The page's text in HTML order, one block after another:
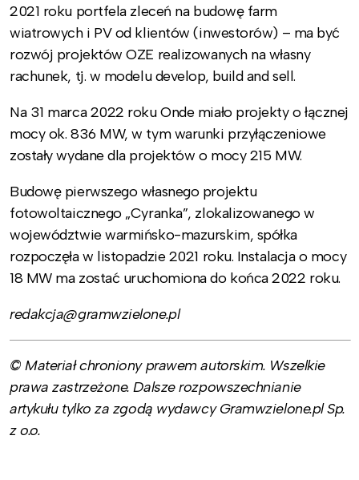
2021 roku portfela zleceń na budowę farm
wiatrowych i PV od klientów (inwestorów) – ma być
rozwój projektów OZE realizowanych na własny
rachunek, tj. w modelu develop, build and sell.
Na 31 marca 2022 roku Onde miało projekty o łącznej
mocy ok. 836 MW, w tym warunki przyłączeniowe
zostały wydane dla projektów o mocy 215 MW.
Budowę pierwszego własnego projektu
fotowoltaicznego „Cyranka”, zlokalizowanego w
województwie warmińsko-mazurskim, spółka
rozpoczęła w listopadzie 2021 roku. Instalacja o mocy
18 MW ma zostać uruchomiona do końca 2022 roku.
redakcja@gramwzielone.pl
© Materiał chroniony prawem autorskim. Wszelkie
prawa zastrzeżone. Dalsze rozpowszechnianie
artykułu tylko za zgodą wydawcy Gramwzielone.pl Sp.
z o.o.